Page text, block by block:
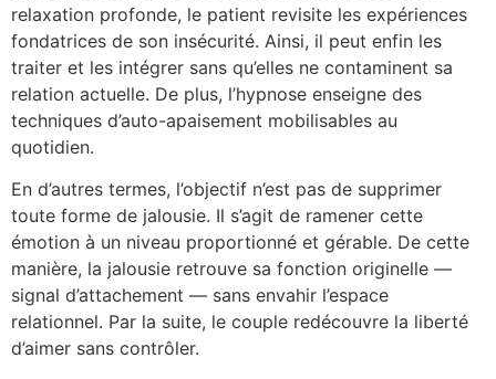
relaxation profonde, le patient revisite les expériences
fondatrices de son insécurité. Ainsi, il peut enfin les
traiter et les intégrer sans qu’elles ne contaminent sa
relation actuelle. De plus, l’hypnose enseigne des
techniques d’auto-apaisement mobilisables au
quotidien.
En d’autres termes, l’objectif n’est pas de supprimer
toute forme de jalousie. Il s’agit de ramener cette
émotion à un niveau proportionné et gérable. De cette
manière, la jalousie retrouve sa fonction originelle —
signal d’attachement — sans envahir l’espace
relationnel. Par la suite, le couple redécouvre la liberté
d’aimer sans contrôler.